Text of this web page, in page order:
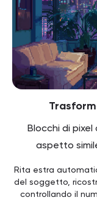
Blocchi di
aspetto
Rita estra
del soggetto,
controllando il